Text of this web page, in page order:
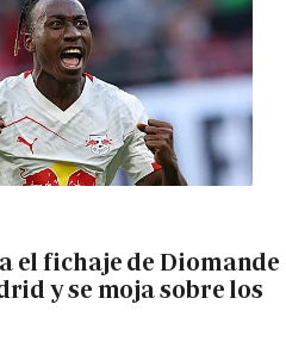
el fichaje de Diomande
y se moja sobre los